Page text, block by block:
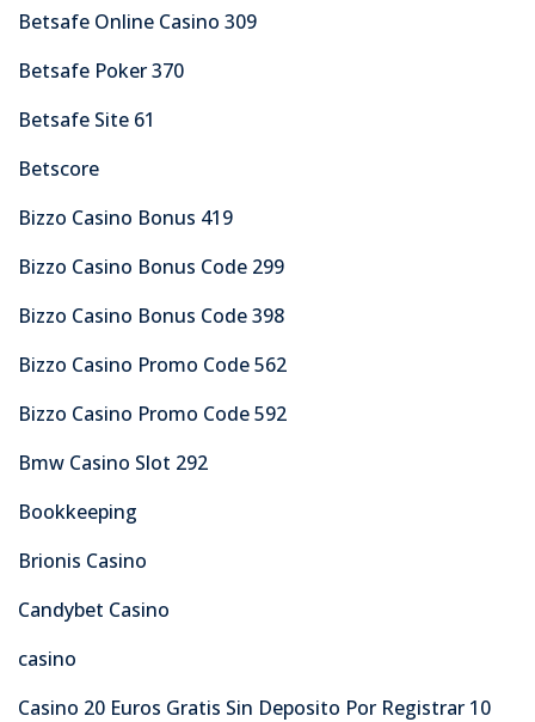
Betsafe Online Casino 309
Betsafe Poker 370
Betsafe Site 61
Betscore
Bizzo Casino Bonus 419
Bizzo Casino Bonus Code 299
Bizzo Casino Bonus Code 398
Bizzo Casino Promo Code 562
Bizzo Casino Promo Code 592
Bmw Casino Slot 292
Bookkeeping
Brionis Casino
Candybet Casino
casino
Casino 20 Euros Gratis Sin Deposito Por Registrar 10